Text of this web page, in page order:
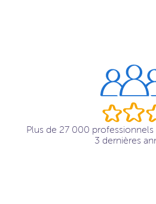
Plus de 27 000
3 dernières